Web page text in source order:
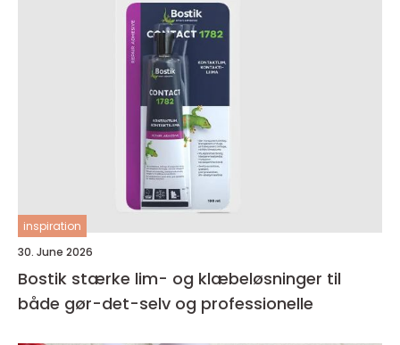
inspiration
30. June 2026
Bostik stærke lim- og klæbeløsninger til
både gør-det-selv og professionelle